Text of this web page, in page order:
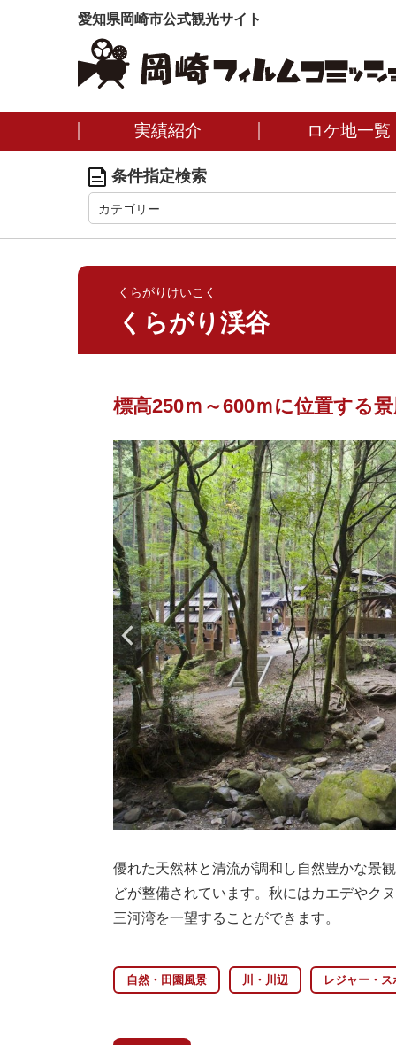
愛知県岡崎市公式観光サイト
実績紹介 ロケ地一覧
条件指定検索
カテゴリー
くらがりけいこく
くらがり渓谷
標高250ｍ～600ｍに位置する
優れた天然林と清流が調和し自然豊かな景
どが整備されています。秋にはカエデやク
三河湾を一望することができます。
自然・田園風景 川・川辺 レジャー・